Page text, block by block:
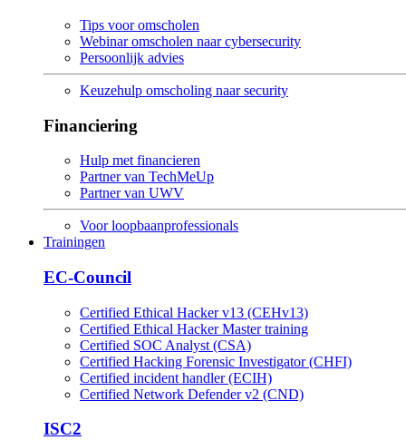
Tips voor omscholen
Webinar omscholen naar cybersecurity
Persoonlijk advies
Keuzehulp omscholing naar security
Financiering
Hulp met financieren
Partner van TechMeUp
Partner van UWV
Voor loopbaanprofessionals
Trainingen
EC-Council
Certified Ethical Hacker v13 (CEHv13)
Certified Ethical Hacker Master training
Certified SOC Analyst (CSA)
Certified Hacking Forensic Investigator (CHFI)
Certified incident handler (ECIH)
Certified Network Defender v2 (CND)
ISC2